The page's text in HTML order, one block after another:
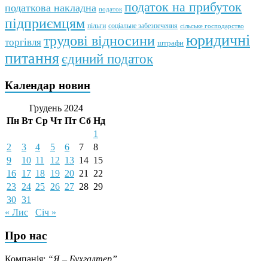
податкова накладна податок податок на прибуток
підприємцям пільги соціальне забезпечення сільське господарство
торгівля трудові відносини штрафи юридичні
питанняєдиний податок
Календар новин
Грудень 2024
Пн Вт Ср Чт Пт Сб Нд
1
2
3 4 5 6 7
8
9
10 11 12 13 14 15
16 17 18 19 20 21 22
23 24 25 26 27 28 29
30 31
« Лис
Січ »
Про нас
Компанія: “Я – Бухгалтер”